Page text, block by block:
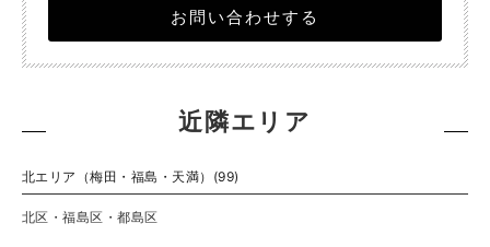
お問い合わせする
近隣エリア
北エリア（梅田・福島・天満）(99)
北区・福島区・都島区